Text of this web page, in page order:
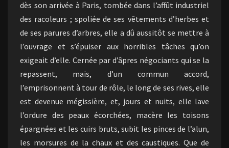
dès son arrivée à Paris, tombée dans l’affût industriel
des racoleurs ; spoliée de ses vêtements d’herbes et
de ses parures d’arbres, elle a dû aussitôt se mettre à
l’ouvrage et s’épuiser aux horribles tâches qu’on
exigeait d’elle. Cernée par d’âpres négociants qui se la
repassent, mais, d’un commun accord,
l’emprisonnent à tour de rôle, le long de ses rives, elle
est devenue mégissière, et, jours et nuits, elle lave
l’ordure des peaux écorchées, macère les toisons
épargnées et les cuirs bruts, subit les pinces de l’alun,
les morsures de la chaux et des caustiques. Que de